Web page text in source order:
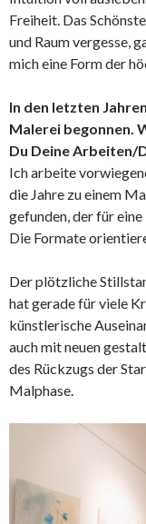
Freiheit. Das
und Raum vergesse,
mich eine Form der
In den letzten
Malerei begonnen.
Du Deine Arbeiten/
Ich arbeite
die Jahre zu einem
gefunden, der für
Die Formate
Der plötzliche
hat gerade für viele
künstlerische
auch mit neuen
des Rückzugs der
Malphase.